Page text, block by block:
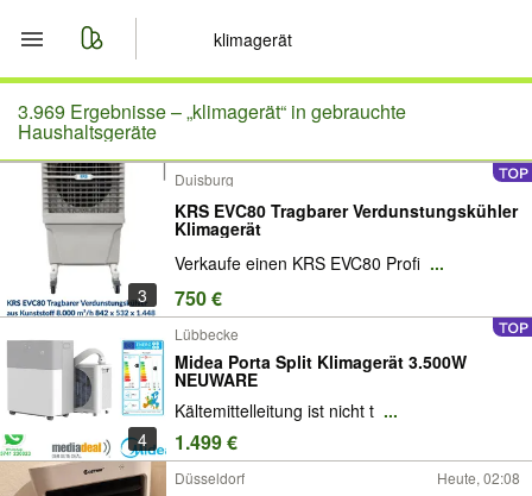
Start
Merkliste
Nachrichten
Anzeige aufgeben
3.969 Ergebnisse –„klimagerät“ in gebrauchte
Haushaltsgeräte
3
Duisburg
KRS EVC80 Tragbarer Verdunstungskühler
Klimagerät
Verkaufe einen KRS EVC80 Profi ...
750 €
4
Lübbecke
Midea Porta Split Klimagerät 3.500W
NEUWARE
Kältemittelleitung ist nicht t ...
1.499 €
Düsseldorf Heute, 02:08